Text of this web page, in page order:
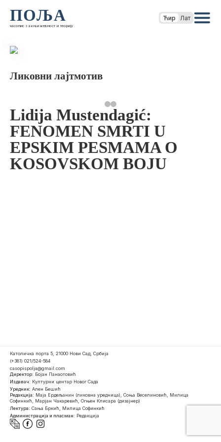
ПОЉА
часопис за књижевност и теорију
Ћир Лат
Ликовни лајтмотив
Lidija Mustendagić:
FENOMEN SMRTI U
EPSKIM PESMAMA O
KOSOVSKOM BOJU
Католичка порта 5, 21000 Нови Сад, Србија
(+381) 021/524-584
casopispolja@gmail.com
Директор: Бојан Панаотовић
Издавач: Културни центар Новог Сада
Уредник: Ален Бешић
Редакција: Маја Ердељанин (ликовна уредница), Соња Веселиновић, Милица
Софинкић, Марјан Чакаревић, Огњен Клисара (дизајнер)
Лектура: Сања Бркић, Милица Софинкић
Администрација и пласман: Редакција